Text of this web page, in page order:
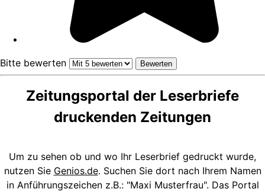
Bitte bewerten
Zeitungsportal der Leserbriefe
druckenden Zeitungen
Um zu sehen ob und wo Ihr Leserbrief gedruckt wurde,
nutzen Sie Genios.de. Suchen Sie dort nach Ihrem Namen
in Anführungszeichen z.B.: "Maxi Musterfrau". Das Portal